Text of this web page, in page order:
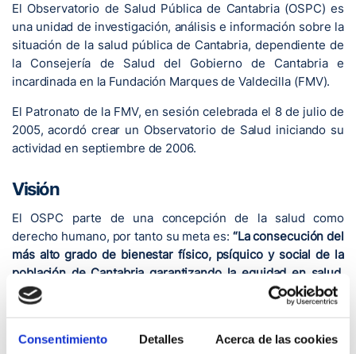
Consentimiento Detalles Acerca de las cookies
El Observatorio de Salud Pública de Cantabria (OSPC) es
una unidad de investigación, análisis e información sobre la
situación de la salud pública de Cantabria, dependiente de
la Consejería de Salud del Gobierno de Cantabria e
incardinada en la Fundación Marques de Valdecilla (FMV).
El Patronato de la FMV, en sesión celebrada el 8 de julio de
2005, acordó crear un Observatorio de Salud iniciando su
actividad en septiembre de 2006.
Visión
El OSPC parte de una concepción de la salud como
derecho humano, por tanto su meta es: “La consecución del
más alto grado de bienestar físico, psíquico y social de la
población de Cantabria garantizando la equidad en salud,
teniendo en cuenta los distintos aspectos que la
condicionan, con particular atención a los grupos de
discapacidad, etnia, condición socio-económica y entorno